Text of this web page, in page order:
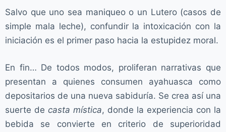
Salvo que uno sea maniqueo o un Lutero (casos de
simple mala leche), confundir la intoxicación con la
iniciación es el primer paso hacia la estupidez moral.
En fin… De todos modos, proliferan narrativas que
presentan a quienes consumen ayahuasca como
depositarios de una nueva sabiduría. Se crea así una
suerte de casta mística, donde la experiencia con la
bebida se convierte en criterio de superioridad